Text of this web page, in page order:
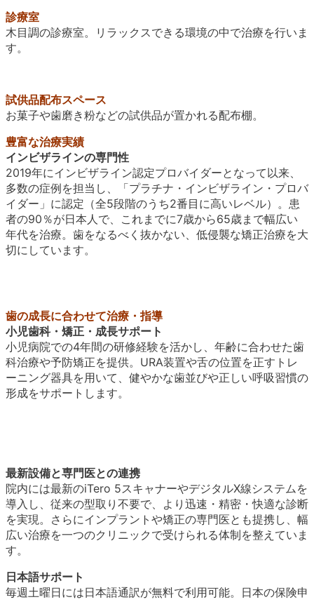
診療室
木目調の診療室。リラックスできる環境の中で治療を行いま
す。
試供品配布スペース
お菓子や歯磨き粉などの試供品が置かれる配布棚。
豊富な治療実績
インビザラインの専門性
2019年にインビザライン認定プロバイダーとなって以来、
多数の症例を担当し、「プラチナ・インビザライン・プロバ
イダー」に認定（全5段階のうち2番目に高いレベル）。患
者の90％が日本人で、これまでに7歳から65歳まで幅広い
年代を治療。歯をなるべく抜かない、低侵襲な矯正治療を大
切にしています。
歯の成長に合わせて治療・指導
小児歯科・矯正・成長サポート
小児病院での4年間の研修経験を活かし、年齢に合わせた歯
科治療や予防矯正を提供。URA装置や舌の位置を正すトレ
ーニング器具を用いて、健やかな歯並びや正しい呼吸習慣の
形成をサポートします。
最新設備と専門医との連携
院内には最新のiTero 5スキャナーやデジタルX線システムを
導入し、従来の型取り不要で、より迅速・精密・快適な診断
を実現。さらにインプラントや矯正の専門医とも提携し、幅
広い治療を一つのクリニックで受けられる体制を整えていま
す。
日本語サポート
毎週土曜日には日本語通訳が無料で利用可能。日本の保険申